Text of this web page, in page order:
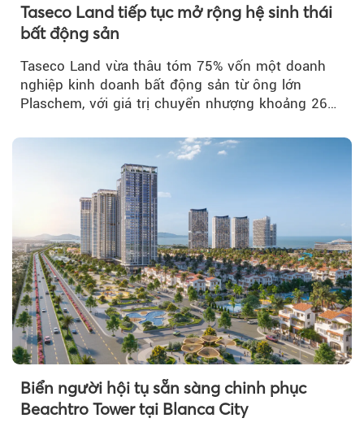
Taseco Land tiếp tục mở rộng hệ sinh thái
bất động sản
Taseco Land vừa thâu tóm 75% vốn một doanh
nghiệp kinh doanh bất động sản từ ông lớn
Plaschem, với giá trị chuyển nhượng khoảng 262
Biển người hội tụ sẵn sàng chinh phục
Beachtro Tower tại Blanca City